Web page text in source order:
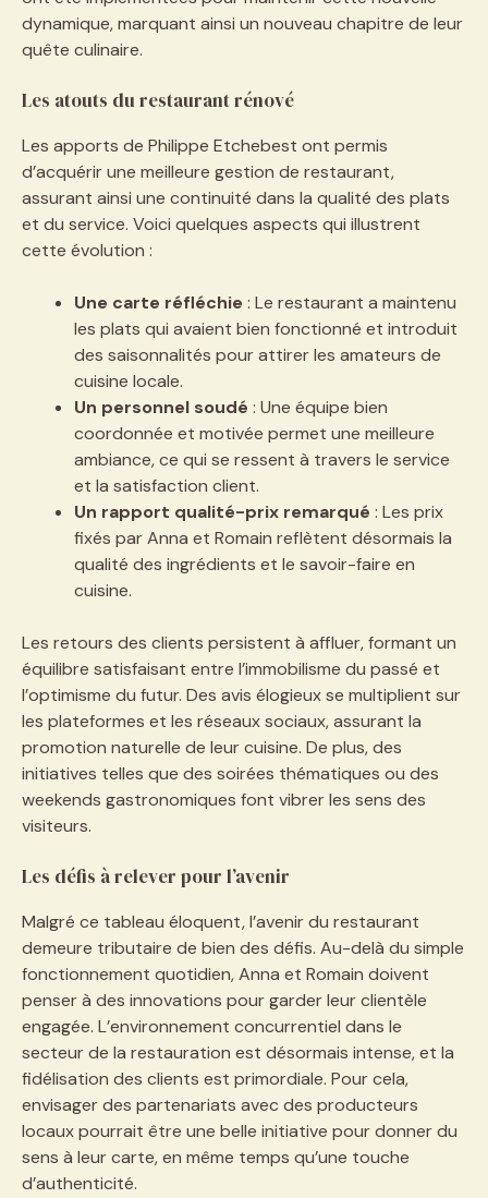
dynamique, marquant ainsi un nouveau chapitre de leur
quête culinaire.
Les atouts du restaurant rénové
Les apports de Philippe Etchebest ont permis
d’acquérir une meilleure gestion de restaurant,
assurant ainsi une continuité dans la qualité des plats
et du service. Voici quelques aspects qui illustrent
cette évolution :
Une carte réfléchie : Le restaurant a maintenu
les plats qui avaient bien fonctionné et introduit
des saisonnalités pour attirer les amateurs de
cuisine locale.
Un personnel soudé : Une équipe bien
coordonnée et motivée permet une meilleure
ambiance, ce qui se ressent à travers le service
et la satisfaction client.
Un rapport qualité-prix remarqué : Les prix
fixés par Anna et Romain reflètent désormais la
qualité des ingrédients et le savoir-faire en
cuisine.
Les retours des clients persistent à affluer, formant un
équilibre satisfaisant entre l’immobilisme du passé et
l’optimisme du futur. Des avis élogieux se multiplient sur
les plateformes et les réseaux sociaux, assurant la
promotion naturelle de leur cuisine. De plus, des
initiatives telles que des soirées thématiques ou des
weekends gastronomiques font vibrer les sens des
visiteurs.
Les défis à relever pour l’avenir
Malgré ce tableau éloquent, l’avenir du restaurant
demeure tributaire de bien des défis. Au-delà du simple
fonctionnement quotidien, Anna et Romain doivent
penser à des innovations pour garder leur clientèle
engagée. L’environnement concurrentiel dans le
secteur de la restauration est désormais intense, et la
fidélisation des clients est primordiale. Pour cela,
envisager des partenariats avec des producteurs
locaux pourrait être une belle initiative pour donner du
sens à leur carte, en même temps qu’une touche
d’authenticité.